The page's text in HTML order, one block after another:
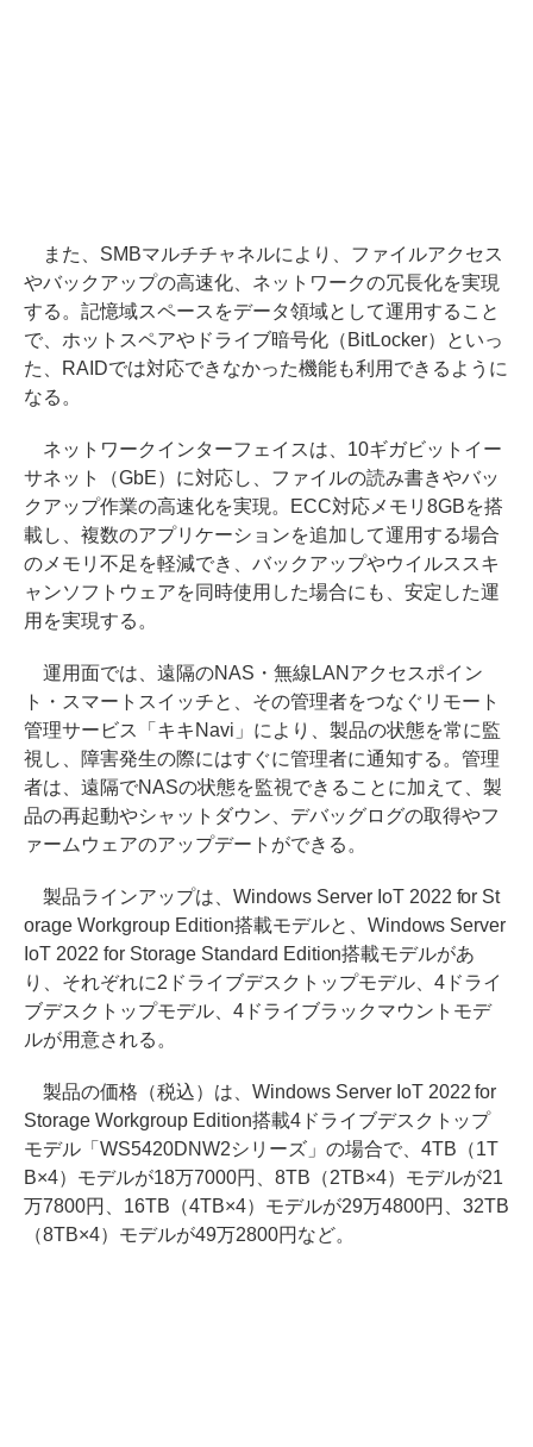
また、SMBマルチチャネルにより、ファイルアクセス
やバックアップの高速化、ネットワークの冗長化を実現
する。記憶域スペースをデータ領域として運用すること
で、ホットスペアやドライブ暗号化（BitLocker）といっ
た、RAIDでは対応できなかった機能も利用できるように
なる。
ネットワークインターフェイスは、10ギガビットイー
サネット（GbE）に対応し、ファイルの読み書きやバッ
クアップ作業の高速化を実現。ECC対応メモリ8GBを搭
載し、複数のアプリケーションを追加して運用する場合
のメモリ不足を軽減でき、バックアップやウイルススキ
ャンソフトウェアを同時使用した場合にも、安定した運
用を実現する。
運用面では、遠隔のNAS・無線LANアクセスポイン
ト・スマートスイッチと、その管理者をつなぐリモート
管理サービス「キキNavi」により、製品の状態を常に監
視し、障害発生の際にはすぐに管理者に通知する。管理
者は、遠隔でNASの状態を監視できることに加えて、製
品の再起動やシャットダウン、デバッグログの取得やフ
ァームウェアのアップデートができる。
製品ラインアップは、Windows Server IoT 2022 for St
orage Workgroup Edition搭載モデルと、Windows Server
IoT 2022 for Storage Standard Edition搭載モデルがあ
り、それぞれに2ドライブデスクトップモデル、4ドライ
ブデスクトップモデル、4ドライブラックマウントモデ
ルが用意される。
製品の価格（税込）は、Windows Server IoT 2022 for
Storage Workgroup Edition搭載4ドライブデスクトップ
モデル「WS5420DNW2シリーズ」の場合で、4TB（1T
B×4）モデルが18万7000円、8TB（2TB×4）モデルが21
万7800円、16TB（4TB×4）モデルが29万4800円、32TB
（8TB×4）モデルが49万2800円など。